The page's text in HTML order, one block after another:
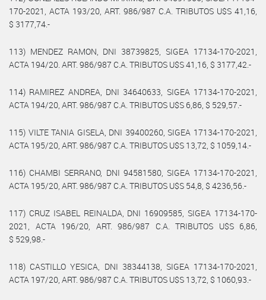
170-2021, ACTA 193/20, ART. 986/987 C.A. TRIBUTOS U$S 41,16,
$ 3177,74.-
113) MENDEZ RAMON, DNI 38739825, SIGEA 17134-170-2021,
ACTA 194/20. ART. 986/987 C.A. TRIBUTOS U$S 41,16, $ 3177,42.-
114) RAMIREZ ANDREA, DNI 34640633, SIGEA 17134-170-2021,
ACTA 194/20, ART. 986/987 C.A. TRIBUTOS U$S 6,86, $ 529,57.-
115) VILTE TANIA GISELA, DNI 39400260, SIGEA 17134-170-2021,
ACTA 195/20, ART. 986/987 C.A. TRIBUTOS U$S 13,72, $ 1059,14.-
116) CHAMBI SERRANO, DNI 94581580, SIGEA 17134-170-2021,
ACTA 195/20, ART. 986/987 C.A. TRIBUTOS U$S 54,8, $ 4236,56.-
117) CRUZ ISABEL REINALDA, DNI 16909585, SIGEA 17134-170-
2021, ACTA 196/20, ART. 986/987 C.A. TRIBUTOS U$S 6,86,
$ 529,98.-
118) CASTILLO YESICA, DNI 38344138, SIGEA 17134-170-2021,
ACTA 197/20, ART. 986/987 C.A. TRIBUTOS U$S 13,72, $ 1060,93.-